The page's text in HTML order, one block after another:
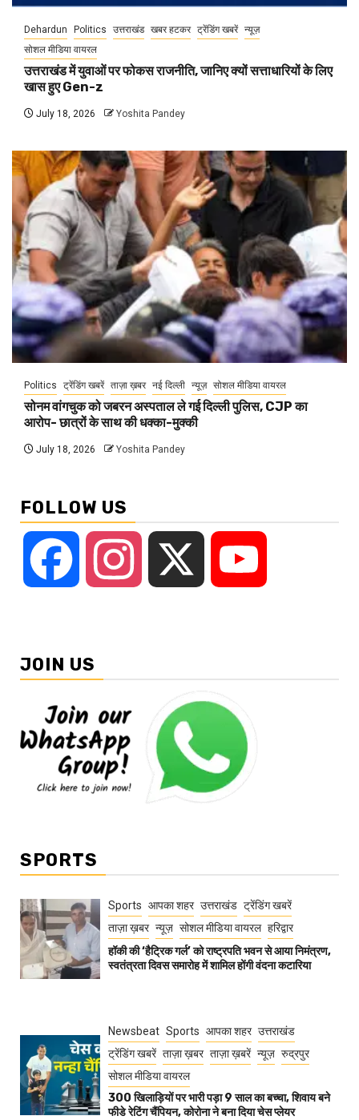
Dehardun Politics उत्तराखंड खबर हटकर ट्रेंडिंग खबरें न्यूज़
सोशल मीडिया वायरल
उत्तराखंड में युवाओं पर फोकस राजनीति, जानिए क्यों सत्ताधारियों के लिए
खास हुए Gen-z
July 18, 2026 Yoshita Pandey
Politics ट्रेंडिंग खबरें ताज़ा ख़बर नई दिल्ली न्यूज़ सोशल मीडिया वायरल
सोनम वांगचुक को जबरन अस्पताल ले गई दिल्ली पुलिस, CJP का
आरोप- छात्रों के साथ की धक्का-मुक्की
July 18, 2026 Yoshita Pandey
FOLLOW US
Facebook Instagram
JOIN US
SPORTS
Sports आपका शहर उत्तराखंड ट्रेंडिंग खबरें
ताज़ा ख़बर न्यूज़ सोशल मीडिया वायरल हरिद्वार
हॉकी की ‘हैट्रिक गर्ल’ को राष्ट्रपति भवन से आया निमंत्रण,
स्वतंत्रता दिवस समारोह में शामिल होंगी वंदना कटारिया
Newsbeat Sports आपका शहर उत्तराखंड
ट्रेंडिंग खबरें ताज़ा ख़बर ताज़ा ख़बरें न्यूज़ रुद्रपुर
सोशल मीडिया वायरल
300 खिलाड़ियों पर भारी पड़ा 9 साल का बच्चा, शिवाय बने
फीडे रेटिंग चैंपियन, कोरोना ने बना दिया चेस प्लेयर